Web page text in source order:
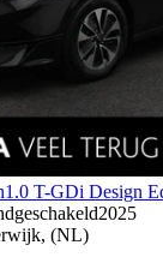
1.0 T-GDi Design
2025
(NL)